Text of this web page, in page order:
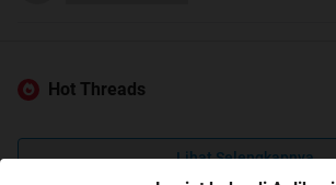
Hot Threads
Lihat Selengkapnya